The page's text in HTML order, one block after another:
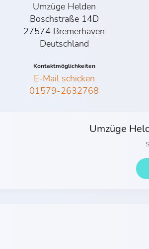
Umzüge Helden
Boschstraße 14D
27574 Bremerhaven
Deutschland
Kontaktmöglichkeiten
E-Mail schicken
01579-2632768
Umzüge